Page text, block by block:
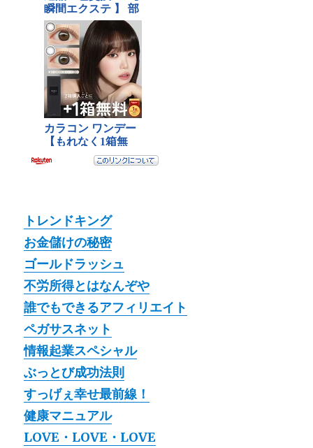
トレンドキング
お金儲けの秘密
ゴールドラッシュ
不労所得とはなんぞや
誰でもできるアフィリエイト
ペガサスネット
情報起業スペシャル
ぶっとび成功法則
すっげぇ幸せ最前線！
健康マニュアル
LOVE・LOVE・LOVE